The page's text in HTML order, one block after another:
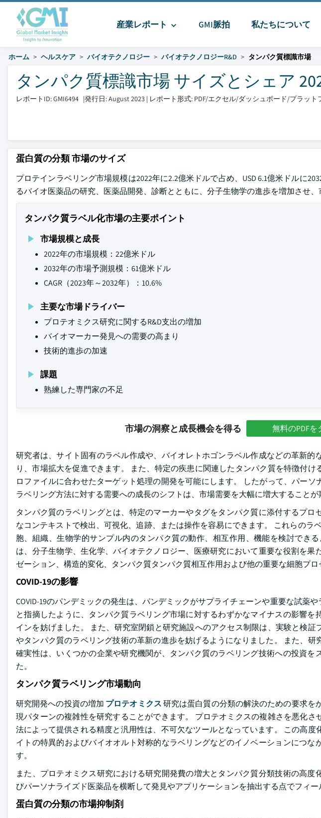
産業レポート GMI脈拍 私たちについて
ホーム ヘルスケア バイオテクノロジー バイオテクノロジーR&D タンパク質標識市場
タンパク質標識市場 サイズとシェア
レポートID: GMI6494 |発行日: August 2023 | レポート形式: PDF/エクセル/ダッシュボード/プラット
蛋白質の分類 市場のサイズ
プロテインラベリング市場規模は2022年に2.2億米ドルで占め、USD 6.1億米ドルに
るバイオ医薬品の研究、医薬品開発、診断とともに、分子生物学の進歩を増加させ
タンパク質ラベル化市場の主要ポイント
市場規模と成長
2022年の市場規模：22億米ドル
2032年の市場予測規模：61億米ドル
CAGR（2023年～2032年）：10.6%
主要な市場ドライバー
プロテオミクス研究に関するR&D支出の増加
バイオマーカー発見への需要の高まり
技術的進歩の加速
課題
熟練した専門家の不足
市場の洞察と成長機会を得る 無料のPDF
研究者は、サイト固有のラベル作成や、バイオレトホゴンラベル作成などの革新的
り、市場拡大を促進できます。 また、特定の疾患に関連したタンパク質を特徴付
ロファイルに合わせたターゲット処理の開発を可能にします。 したがって、パー
ラベリング方法に対する需要への成長のシフトは、市場需要を大幅に増大することが
タンパク質のラベリングとは、特定のマーカーやタグをタンパク質に添付するプ
なコンテキストで検出、可視化、追跡、または操作を容易にできます。 これらのラ
胞、組織、生物学的サンプル内のタンパク質の動作、相互作用、機能を検討でき
は、分子生物学、生化学、バイオテクノロジー、医療研究において重要な役割を果
ゼーション、構造的変化、タンパク質タンパク質相互作用および他の重要な細胞プロ
COVID-19の影響
COVID-19のパンデミックの発生は、パンデミックがサプライチェーンや重要な試薬
と指摘したように、タンパク質ラベリング市場に対するわずかなマイナスの影響
インを妨げました。 また、研究室閉鎖と研究施設へのアクセス制限は、実験と検証
やタンパク質のラベリング技術の革新の進歩を妨げるようになりました。 また、
確実性は、いくつかの企業や研究機関が、タンパク質のラベリング技術への投資を
た。
タンパク質ラベリング市場動向
研究開発への投資の増加 プロテオミクス研究は蛋白質の分類の解決のための要求を
現パターンの複雑性を研究することができます。 プロテオミクスの複雑さを悪化
法によって提供される精度と汎用性は、不可欠なツールとなっています。 この高
イトの特異的およびバイオオルト対称的なラベリングなどのイノベーションにつな
す。
また、プロテオミクス研究における研究開発費の増大とタンパク質分類技術の高度
びパーソナライズド医薬品を横断して発見やアプリケーションを抽出する点でフィー
蛋白質の分類の市場抑制剤